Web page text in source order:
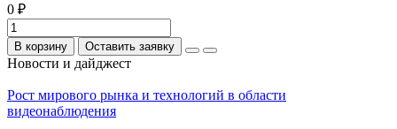
0 ₽
В корзину Оставить заявку
Новости и дайджест
Рост мирового рынка и технологий в области
видеонаблюдения